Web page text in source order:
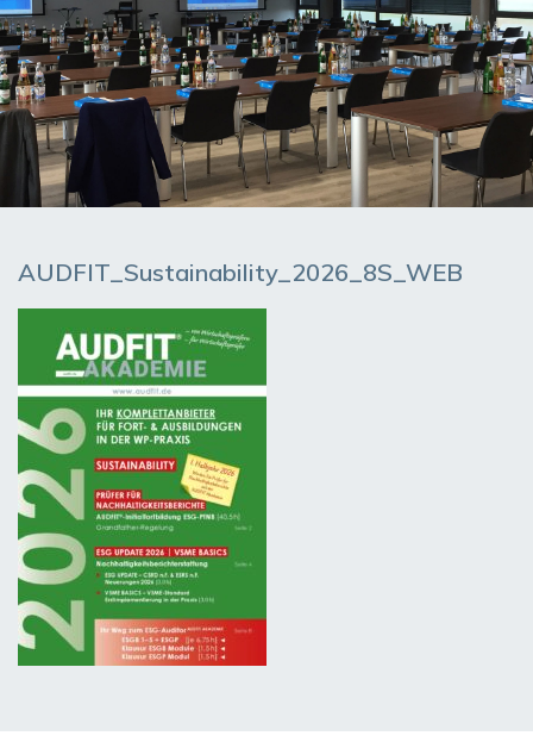
AUDFIT_Sustainability_2026_8S_WEB